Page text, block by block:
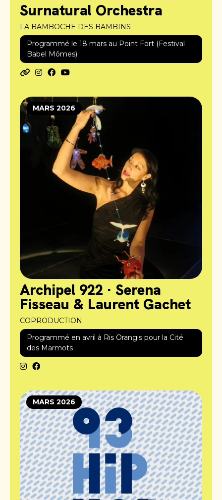
Surnatural Orchestra
LA BAMBOCHE DES BAMBINS
Programmé le 18 mars au Point Fort (Festival
Babel Mômes)
Archipel 922 · Serena
Fisseau & Laurent Gachet
COPRODUCTION
Programmé en avril à Ris Orangis pour la Cité
des Marmots
MARS 2026
MARS 2026